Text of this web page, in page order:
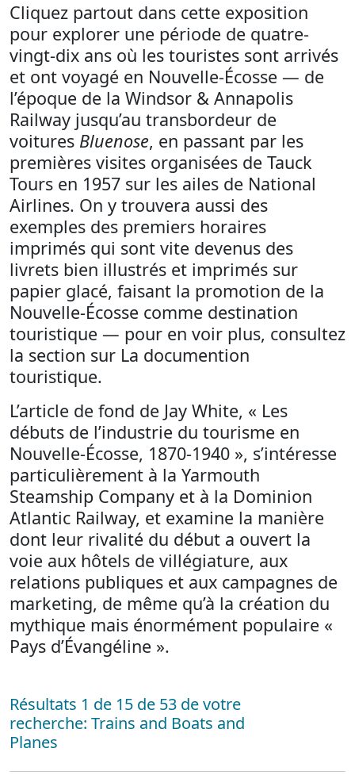
Cliquez partout dans cette exposition
pour explorer une période de quatre-
vingt-dix ans où les touristes sont arrivés
et ont voyagé en Nouvelle-Écosse — de
l’époque de la Windsor & Annapolis
Railway jusqu’au transbordeur de
voitures Bluenose, en passant par les
premières visites organisées de Tauck
Tours en 1957 sur les ailes de National
Airlines. On y trouvera aussi des
exemples des premiers horaires
imprimés qui sont vite devenus des
livrets bien illustrés et imprimés sur
papier glacé, faisant la promotion de la
Nouvelle-Écosse comme destination
touristique — pour en voir plus, consultez
la section sur La documention
touristique.
L’article de fond de Jay White, « Les
débuts de l’industrie du tourisme en
Nouvelle-Écosse, 1870-1940 », s’intéresse
particulièrement à la Yarmouth
Steamship Company et à la Dominion
Atlantic Railway, et examine la manière
dont leur rivalité du début a ouvert la
voie aux hôtels de villégiature, aux
relations publiques et aux campagnes de
marketing, de même qu’à la création du
mythique mais énormément populaire «
Pays d’Évangéline ».
Résultats 1 de 15 de 53 de votre
recherche: Trains and Boats and
Planes